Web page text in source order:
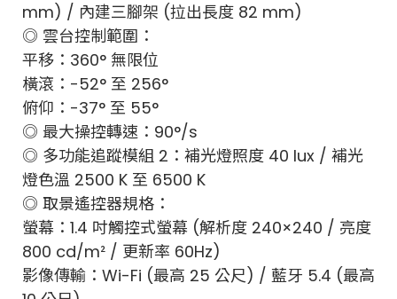
mm) / 內建三腳架 (拉出長度 82 mm)
◎ 雲台控制範圍：
平移：360° 無限位
橫滾：-52° 至 256°
俯仰：-37° 至 55°
◎ 最大操控轉速：90°/s
◎ 多功能追蹤模組 2：補光燈照度 40 lux / 補光
燈色溫 2500 K 至 6500 K
◎ 取景遙控器規格：
螢幕：1.4 吋觸控式螢幕 (解析度 240×240 / 亮度
800 cd/m² / 更新率 60Hz)
影像傳輸：Wi-Fi (最高 25 公尺) / 藍牙 5.4 (最高